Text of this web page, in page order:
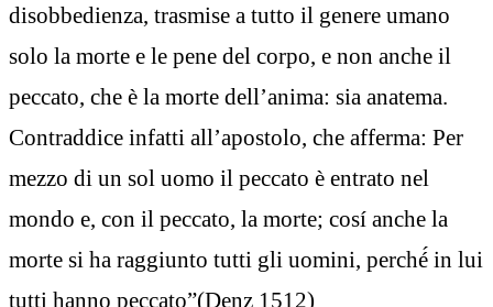
disobbedienza, trasmise a tutto il genere umano
solo la morte e le pene del corpo, e non anche il
peccato, che è la morte dell’anima: sia anatema.
Contraddice infatti all’apostolo, che afferma: Per
mezzo di un sol uomo il peccato è entrato nel
mondo e, con il peccato, la morte; cosí anche la
morte si ha raggiunto tutti gli uomini, perché́ in lui
tutti hanno peccato”(Denz 1512)